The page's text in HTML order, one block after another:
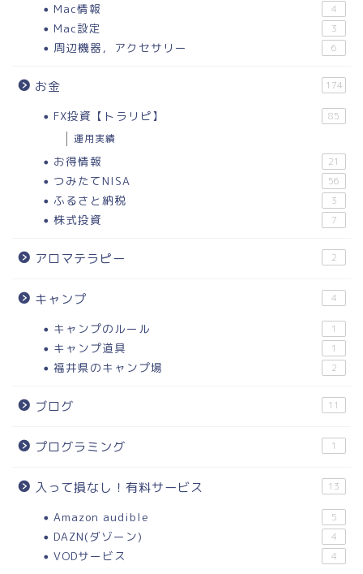
Mac情報 4
Mac設定 3
周辺機器，アクセサリー 6
お金 174
FX投資【トラリピ】 85
運用実績
お得情報 21
つみたてNISA 56
ふるさと納税 3
株式投資 7
アロマテラピー 2
キャンプ 4
キャンプのルール 1
キャンプ道具 1
福井県のキャンプ場 2
ブログ 11
プログラミング 1
入って損なし！有料サービス 13
Amazon audible 5
DAZN(ダゾーン) 4
VODサービス 4